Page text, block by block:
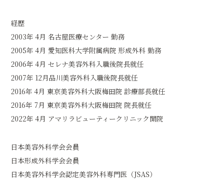
経歴
2003年 4月 名古屋医療センター 勤務
2005年 4月 愛知医科大学附属病院 形成外科 勤務
2006年 4月 セレナ美容外科入職後院長就任
2007年 12月品川美容外科入職後院長就任
2016年 4月 東京美容外科大阪梅田院 診療部長就任
2016年 7月 東京美容外科大阪梅田院 院長就任
2022年 4月 アマリラビューティークリニック開院
日本美容外科学会会員
日本形成外科学会会員
日本美容外科学会認定美容外科専門医（JSAS）